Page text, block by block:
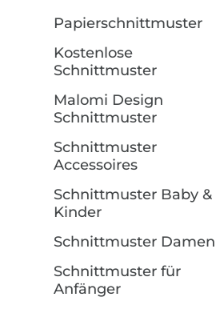
Papierschnittmuster
Kostenlose
Schnittmuster
Malomi Design
Schnittmuster
Schnittmuster
Accessoires
Schnittmuster Baby &
Kinder
Schnittmuster Damen
Schnittmuster für
Anfänger